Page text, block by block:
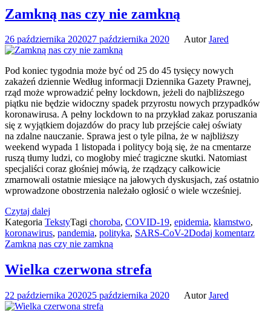
Zamkną nas czy nie zamkną
26 października 202027 października 2020 AutorJared
Pod koniec tygodnia może być od 25 do 45 tysięcy nowych
zakażeń dziennie Według informacji Dziennika Gazety Prawnej,
rząd może wprowadzić pełny lockdown, jeżeli do najbliższego
piątku nie będzie widoczny spadek przyrostu nowych przypadków
koronawirusa. A pełny lockdown to na przykład zakaz poruszania
się z wyjątkiem dojazdów do pracy lub przejście całej oświaty
na zdalne nauczanie. Sprawa jest o tyle pilna, że w najbliższy
weekend wypada 1 listopada i politycy boją się, że na cmentarze
ruszą tłumy ludzi, co mogłoby mieć tragiczne skutki. Natomiast
specjaliści coraz głośniej mówią, że rządzący całkowicie
zmarnowali ostatnie miesiące na jałowych dyskusjach, zaś ostatnio
wprowadzone obostrzenia należało ogłosić o wiele wcześniej.
Czytaj dalej
Kategoria TekstyTagi choroba, COVID-19, epidemia, kłamstwo,
koronawirus, pandemia, polityka, SARS-CoV-2Dodaj komentarz
Zamkną nas czy nie zamkną
Wielka czerwona strefa
22 października 202025 października 2020 AutorJared